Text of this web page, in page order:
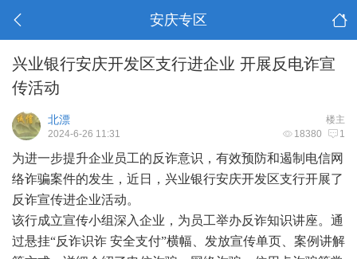
安庆专区
兴业银行安庆开发区支行进企业 开展反电诈宣
传活动
楼主
北漂
18380 1
2024-6-26 11:31
为进一步提升企业员工的反诈意识，有效预防和遏制电信网
络诈骗案件的发生，近日，兴业银行安庆开发区支行开展了
反诈宣传进企业活动。
该行成立宣传小组深入企业，为员工举办反诈知识讲座。通
过悬挂“反诈识诈 安全支付”横幅、发放宣传单页、案例讲解